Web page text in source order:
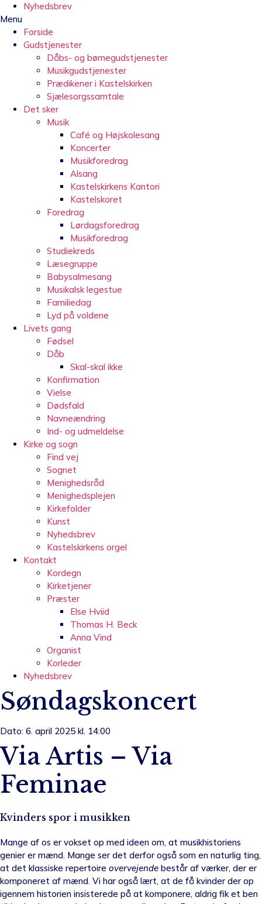
Nyhedsbrev
Menu
Forside
Gudstjenester
Dåbs- og børnegudstjenester
Musikgudstjenester
Prædikener i Kastelskirken
Sjælesorgssamtale
Det sker
Musik
Café og Højskolesang
Koncerter
Musikforedrag
Alsang
Kastelskirkens Kantori
Kastelskoret
Foredrag
Lørdagsforedrag
Musikforedrag
Studiekreds
Læsegruppe
Babysalmesang
Musikalsk legestue
Familiedag
Lyd på voldene
Livets gang
Fødsel
Dåb
Skal-skal ikke
Konfirmation
Vielse
Dødsfald
Navneændring
Ind- og udmeldelse
Kirke og sogn
Find vej
Sognet
Menighedsråd
Menighedsplejen
Kirkefolder
Kunst
Nyhedsbrev
Kastelskirkens orgel
Kontakt
Kordegn
Kirketjener
Præster
Else Hviid
Thomas H. Beck
Anna Vind
Organist
Korleder
Nyhedsbrev
Søndagskoncert
Dato: 6. april 2025 kl. 14:00
Via Artis – Via
Feminae
Kvinders spor i musikken
Mange af os er vokset op med ideen om, at musikhistoriens
genier er mænd. Mange ser det derfor også som en naturlig ting,
at det klassiske repertoire overvejende består af værker, der er
komponeret af mænd. Vi har også lært, at de få kvinder der op
igennem historien insisterede på at komponere, aldrig fik et ben